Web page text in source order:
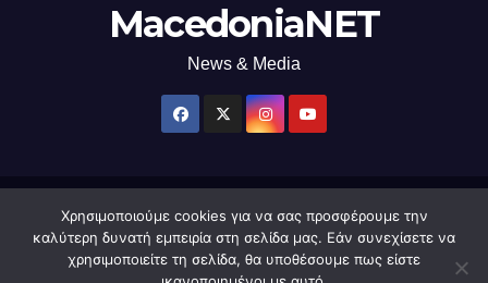
MacedoniaNET
News & Media
Δημιουργήθηκε από το digital2000 με την Υποστήριξη του WordPress
Θέμα: Newsup απόThemeansar.
Χρησιμοποιούμε cookies για να σας προσφέρουμε την
καλύτερη δυνατή εμπειρία στη σελίδα μας. Εάν συνεχίσετε να
χρησιμοποιείτε τη σελίδα, θα υποθέσουμε πως είστε